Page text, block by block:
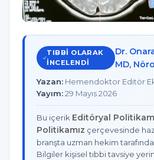
TIBBI OLARAK
INCELENDI
Dr.
MD,
Yazan: Hemendoktor Editör
Yayım:29 Mayıs 2026
Bu içerik Editöryal
Politikamız çerçevesinde
branşta uzman hekim
Bilgiler kişisel tıbbi tavsiye